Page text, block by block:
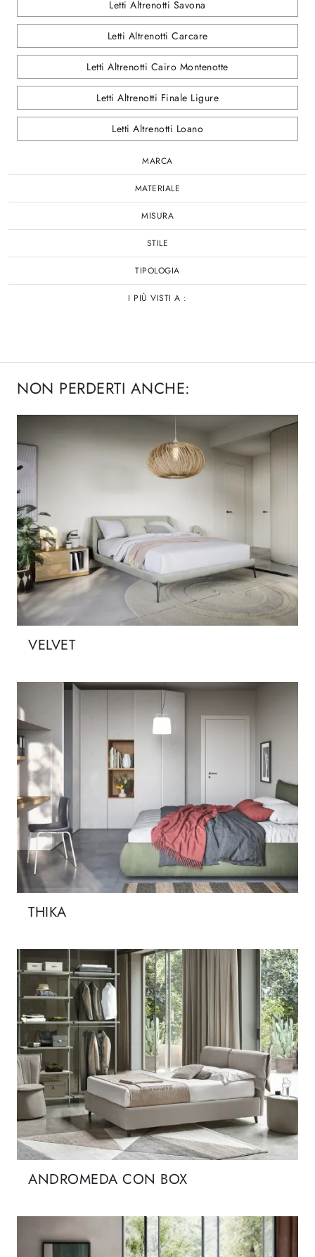
Letti Altrenotti Savona
Letti Altrenotti Carcare
Letti Altrenotti Cairo Montenotte
Letti Altrenotti Finale Ligure
Letti Altrenotti Loano
MARCA
MATERIALE
MISURA
STILE
TIPOLOGIA
I PIÙ VISTI A :
NON PERDERTI ANCHE:
VELVET
THIKA
ANDROMEDA CON BOX